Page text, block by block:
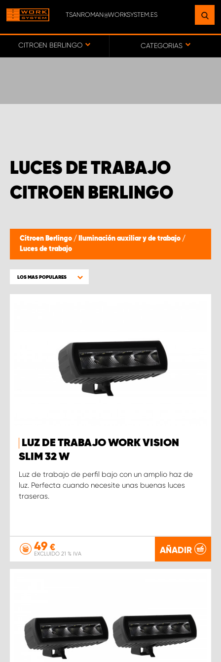
TSANROMAN@WORKSYSTEM.ES
CITROEN BERLINGO CATEGORIAS
LUCES DE TRABAJO
CITROEN BERLINGO
Citroen Berlingo / Iluminación auxiliar y de trabajo /
Luces de trabajo
LOS MAS POPULARES
LUZ DE TRABAJO WORK VISION
SLIM 32 W
Luz de trabajo de perfil bajo con un amplio haz de
luz. Perfecta cuando necesite unas buenas luces
traseras.
49 €
EXCLUIDO 21 % IVA AÑADIR
ENCUENTRE UNA INSTALACIÓN
CERCA DE USTED